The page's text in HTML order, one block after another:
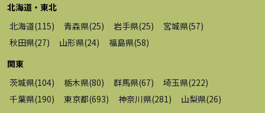
北海道・東北
北海道(115) 青森県(25) 岩手県(25) 宮城県(57)
秋田県(27) 山形県(24) 福島県(58)
関東
茨城県(104) 栃木県(80) 群馬県(67) 埼玉県(222)
千葉県(190) 東京都(693) 神奈川県(281 ) 山梨県(26)